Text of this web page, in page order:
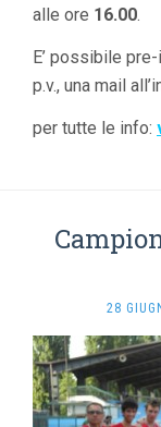
alle ore 16.00.
E’ possibile
p.v., una mail
per tutte le info:
28